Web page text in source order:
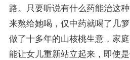
路。只要听说有什么药能治这
来熬给她喝，仅中药就喝了几
做了十多年的山核桃生意，家
能让女儿重新站立起来，即使